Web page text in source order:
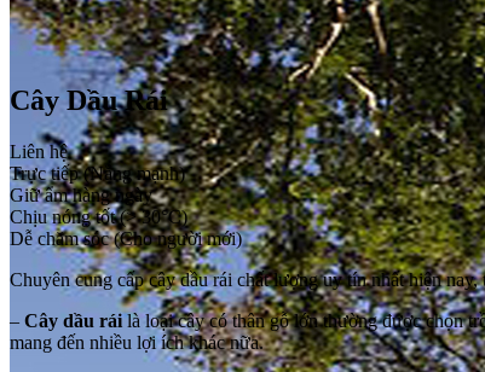
Cây Dầu Rái
Liên hệ
Trực tiếp (Nắng mạnh)
Giữ ẩm hàng ngày
Chịu nóng tốt (> 30°C)
Dễ chăm sóc (Cho người mới)
Chuyên cung cấp cây dầu rái chất lượng uy tín nhất hiện
– Cây dầu ráilà loại cây có thân gỗ lớn thường được chọn
mang đến nhiều lợi ích khác nữa.